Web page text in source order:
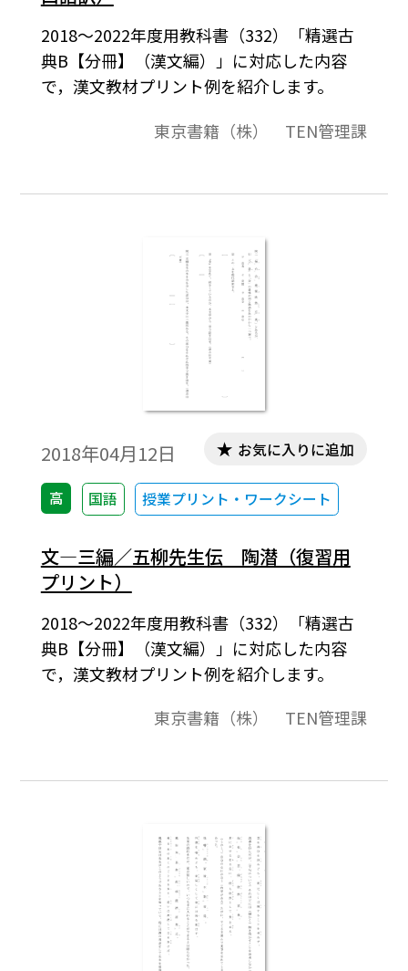
2018～2022年度用教科書（332）「精選古
典B【分冊】（漢文編）」に対応した内容
で，漢文教材プリント例を紹介します。
東京書籍（株） TEN管理課
2018年04月12日
高 国語 授業プリント・ワークシート
お気に入りに追加
文―三編／五柳先生伝 陶潜（復習用
プリント）
2018～2022年度用教科書（332）「精選古
典B【分冊】（漢文編）」に対応した内容
で，漢文教材プリント例を紹介します。
東京書籍（株） TEN管理課